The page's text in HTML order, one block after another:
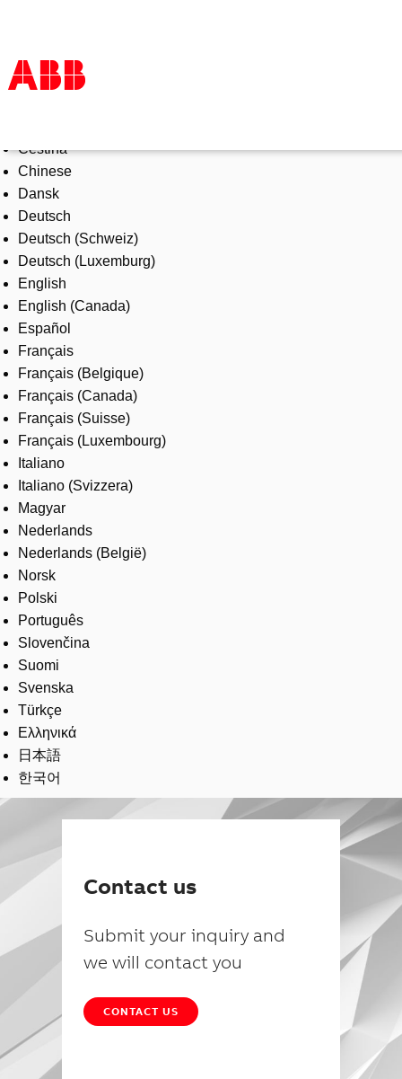
Products & Solutions
Industries
Services
About us
Where to buy
Contact us
Careers
Čeština
Chinese
Dansk
Deutsch
Deutsch (Schweiz)
Deutsch (Luxemburg)
English
English (Canada)
Español
Français
Français (Belgique)
Français (Canada)
Français (Suisse)
Français (Luxembourg)
Italiano
Italiano (Svizzera)
Magyar
Nederlands
Nederlands (België)
Norsk
Polski
Português
Slovenčina
Suomi
Svenska
Türkçe
Ελληνικά
日本語
한국어
Contact us
Submit your inquiry and
we will contact you
CONTACT US